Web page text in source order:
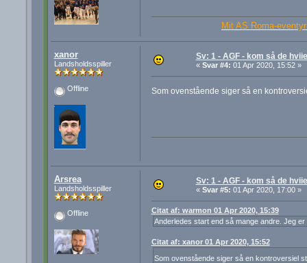
Mit AS Roma-
xanor
Landsholdsspiller
Offline
Sv: 1 - AGF - kom så de
« Svar #4: 01 Apr 2020, 15:52 »
Som ovenstående siger så en
Arsrea
Landsholdsspiller
Offline
Sv: 1 - AGF - kom så de
« Svar #5: 01 Apr 2020, 17:00 »
Citat af: warmon 01 Apr 2020, 15:39
Anderledes start end så mange andre. Jeg er
Citat af: xanor 01 Apr 2020, 15:52
Som ovenstående siger så en kontroversiel